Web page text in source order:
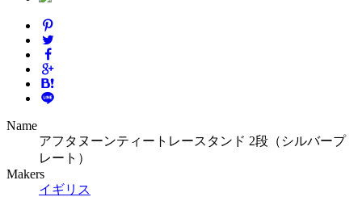
Name
アフタヌーンティートレースタンド 2段（シルバープ
レート）
Makers
イギリス